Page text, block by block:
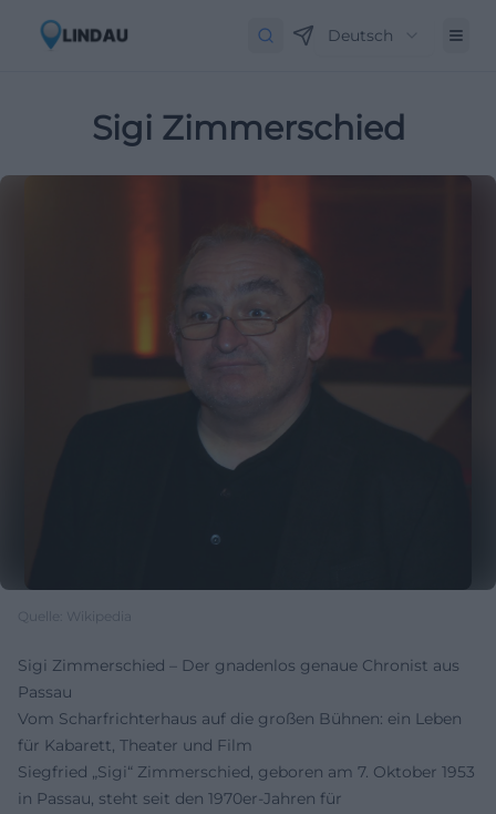
Deutsch
Sigi Zimmerschied
Quelle: Wikipedia
Sigi Zimmerschied – Der gnadenlos genaue Chronist aus
Passau
Vom Scharfrichterhaus auf die großen Bühnen: ein Leben
für Kabarett, Theater und Film
Siegfried „Sigi“ Zimmerschied, geboren am 7. Oktober 1953
in Passau, steht seit den 1970er-Jahren für